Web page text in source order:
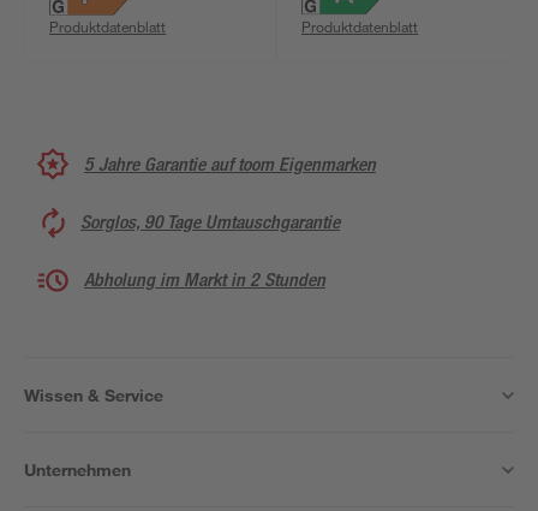
RGB - tunable white
Produktdatenblatt Produktdatenblatt
5 Jahre Garantie auf toom Eigenmarken
Sorglos, 90 Tage Umtauschgarantie
Abholung im Markt in 2 Stunden
Wissen & Service
Unternehmen